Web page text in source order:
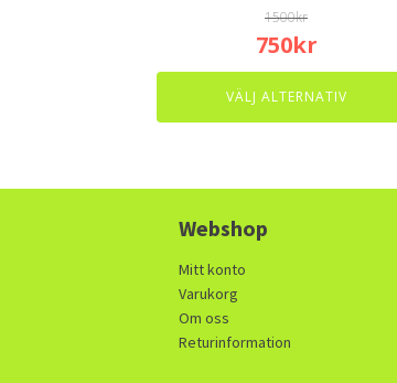
1500kr
Original
price
was:
1500kr.
750krCurrent
price
is:
750kr.
VÄLJ ALTERNATIV
Webshop
Mitt konto
Varukorg
Om oss
Returinformation